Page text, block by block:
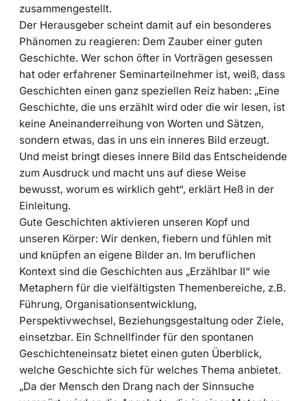
zusammengestellt.
Der Herausgeber scheint damit auf ein besonderes
Phänomen zu reagieren: Dem Zauber einer guten
Geschichte. Wer schon öfter in Vorträgen gesessen
hat oder erfahrener Seminarteilnehmer ist, weiß, dass
Geschichten einen ganz speziellen Reiz haben: „Eine
Geschichte, die uns erzählt wird oder die wir lesen, ist
keine Aneinanderreihung von Worten und Sätzen,
sondern etwas, das in uns ein inneres Bild erzeugt.
Und meist bringt dieses innere Bild das Entscheidende
zum Ausdruck und macht uns auf diese Weise
bewusst, worum es wirklich geht“, erklärt Heß in der
Einleitung.
Gute Geschichten aktivieren unseren Kopf und
unseren Körper: Wir denken, fiebern und fühlen mit
und knüpfen an eigene Bilder an. Im beruflichen
Kontext sind die Geschichten aus „Erzählbar II“ wie
Metaphern für die vielfältigsten Themenbereiche, z.B.
Führung, Organisationsentwicklung,
Perspektivwechsel, Beziehungsgestaltung oder Ziele,
einsetzbar. Ein Schnellfinder für den spontanen
Geschichteneinsatz bietet einen guten Überblick,
welche Geschichte sich für welches Thema anbietet.
„Da der Mensch den Drang nach der Sinnsuche